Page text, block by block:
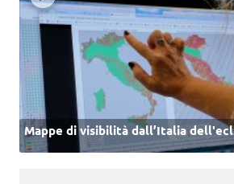
Mappe di visibilità dall’Italia